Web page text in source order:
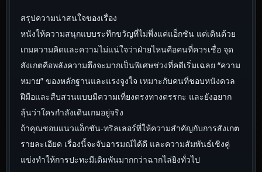
สรุปความน่าสนใจของเรื่อง
หนังให้ความสนุกแบบระทึกขวัญที่ไม่พึ่งแค่แอ็กชัน แต่เดินด้วย
เกมความคิดและความไม่แน่ใจว่าฝ่ายไหนคือคนที่ควรเชื่อ จุด
สังเกตคือพลังความตึงจะมากเป็นพิเศษช่วงที่คดีเริ่มเฉลย “ความ
หมาย” ของหลักฐานและแรงจูงใจ เหมาะกับคนที่ชอบหนังดวล
ฝีมือและสืบสวนแบบมีความเที่ยงตรงทางตรรกะ และยังอยาก
ลุ้นว่าใครกำลังเดินเกมอยู่จริง
ถ้าคุณชอบแนวแอ็กชัน-ทริลเลอร์ที่ให้ความสำคัญกับการสังเกต
รายละเอียด เรื่องนี้จะจับอารมณ์ได้ดี และความสัมพันธ์เชิงคู่
แข่งทำให้การปะทะมีเดิมพันมากกว่าฉากไล่ยิงทั่วไป